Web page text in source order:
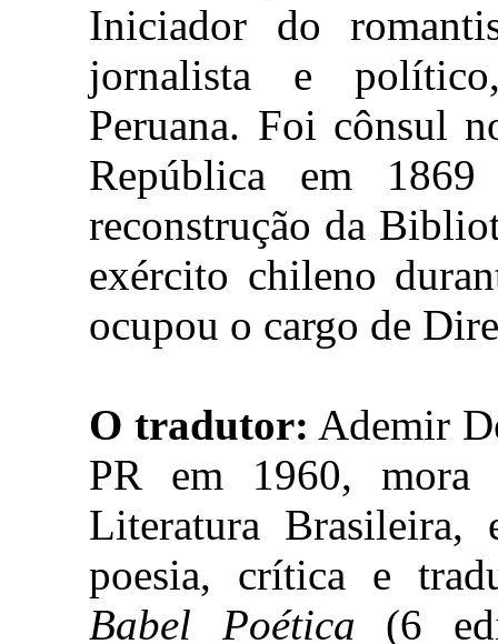
Iniciador do
jornalista e
Peruana. Foi cônsul
República em
reconstrução da
exército chileno
ocupou o cargo de
O tradutor: Ademir
PR em 1960, mora
Literatura
poesia, crítica e
Babel Poética (6